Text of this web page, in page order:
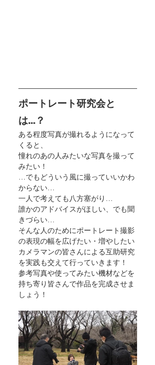
ポートレート研究会と
は…？
ある程度写真が撮れるようになって
くると、
憧れのあの人みたいな写真を撮って
みたい！
…でもどういう風に撮っていいかわ
からない…
一人で考えても八方塞がり…
誰かのアドバイスがほしい、でも聞
きづらい…
そんな人のためにポートレート撮影
の表現の幅を広げたい・増やしたい
カメラマンの皆さんによる互助研究
を実践も交えて行っていきます！
参考写真や使ってみたい機材などを
持ち寄り皆さんで作品を完成させま
しょう！